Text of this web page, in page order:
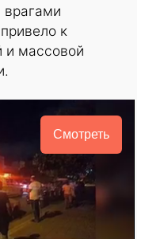
врагами
к
и массовой
Смотреть